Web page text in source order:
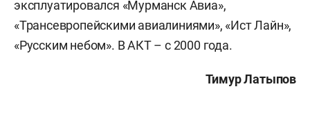
эксплуатировался «Мурманск Авиа»,
«Трансевропейскими авиалиниями», «Ист Лайн»,
«Русским небом». В АКТ – с 2000 года.
Тимур Латыпов